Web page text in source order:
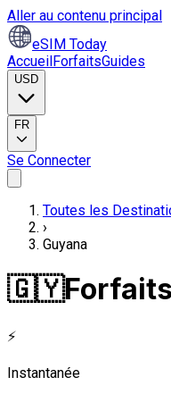
Aller au contenu principal
eSIM Today
AccueilForfaitsGuides
USD
FR
Se Connecter
Toutes les
›
Guyana
🇬🇾
⚡
Instantanée